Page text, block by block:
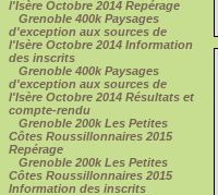
l'Isère Octobre 2014 Repérage
Grenoble 400k Paysages
d'exception aux sources de
l'Isère Octobre 2014 Information
des inscrits
Grenoble 400k Paysages
d'exception aux sources de
l'Isère Octobre 2014 Résultats et
compte-rendu
Grenoble 200k Les Petites
Côtes Roussillonnaires 2015
Repérage
Grenoble 200k Les Petites
Côtes Roussillonnaires 2015
Information des inscrits